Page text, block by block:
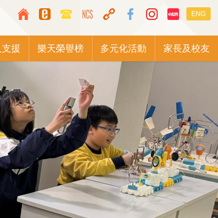
Top
Media
Icon
Button
switcher
ENG
援 樂天榮譽榜 多元化活動 家長及校友